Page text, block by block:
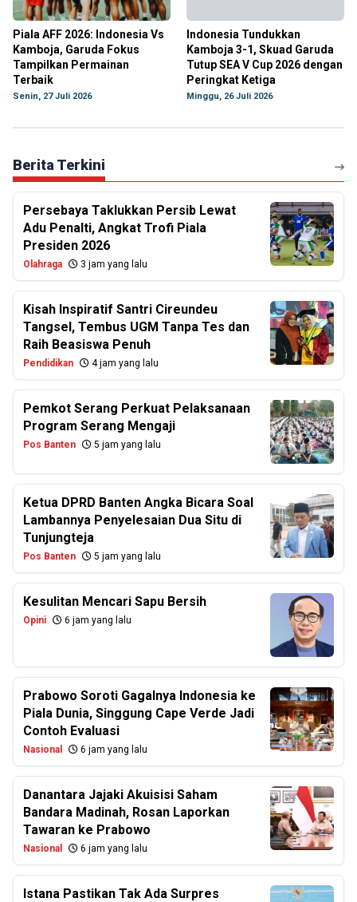
Piala AFF 2026: Indonesia Vs
Kamboja, Garuda Fokus
Tampilkan Permainan
Terbaik
Senin, 27 Juli 2026
Indonesia Tundukkan
Kamboja 3-1, Skuad Garuda
Tutup SEA V Cup 2026 dengan
Peringkat Ketiga
Minggu, 26 Juli 2026
Berita Terkini
Persebaya Taklukkan Persib Lewat
Adu Penalti, Angkat Trofi Piala
Presiden 2026
Olahraga 3 jam yang lalu
Kisah Inspiratif Santri Cireundeu
Tangsel, Tembus UGM Tanpa Tes dan
Raih Beasiswa Penuh
Pendidikan 4 jam yang lalu
Pemkot Serang Perkuat Pelaksanaan
Program Serang Mengaji
Pos Banten 5 jam yang lalu
Ketua DPRD Banten Angka Bicara Soal
Lambannya Penyelesaian Dua Situ di
Tunjungteja
Pos Banten 5 jam yang lalu
Kesulitan Mencari Sapu Bersih
Opini 6 jam yang lalu
Prabowo Soroti Gagalnya Indonesia ke
Piala Dunia, Singgung Cape Verde Jadi
Contoh Evaluasi
Nasional 6 jam yang lalu
Danantara Jajaki Akuisisi Saham
Bandara Madinah, Rosan Laporkan
Tawaran ke Prabowo
Nasional 6 jam yang lalu
Istana Pastikan Tak Ada Surpres